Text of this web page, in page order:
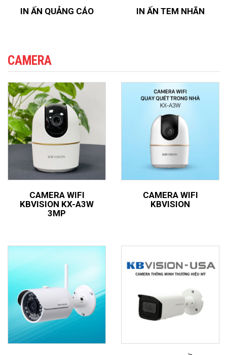
IN ẤN QUẢNG CÁO IN ẤN TEM NHÃN
CAMERA
CAMERA WIFI
KBVISION KX-A3W
3MP
CAMERA WIFI
KBVISION